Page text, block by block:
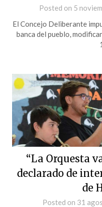
Posted on 5
El Concejo Deliberante
banca del pueblo,
“La Orquesta
declarado de
de
Posted on 31